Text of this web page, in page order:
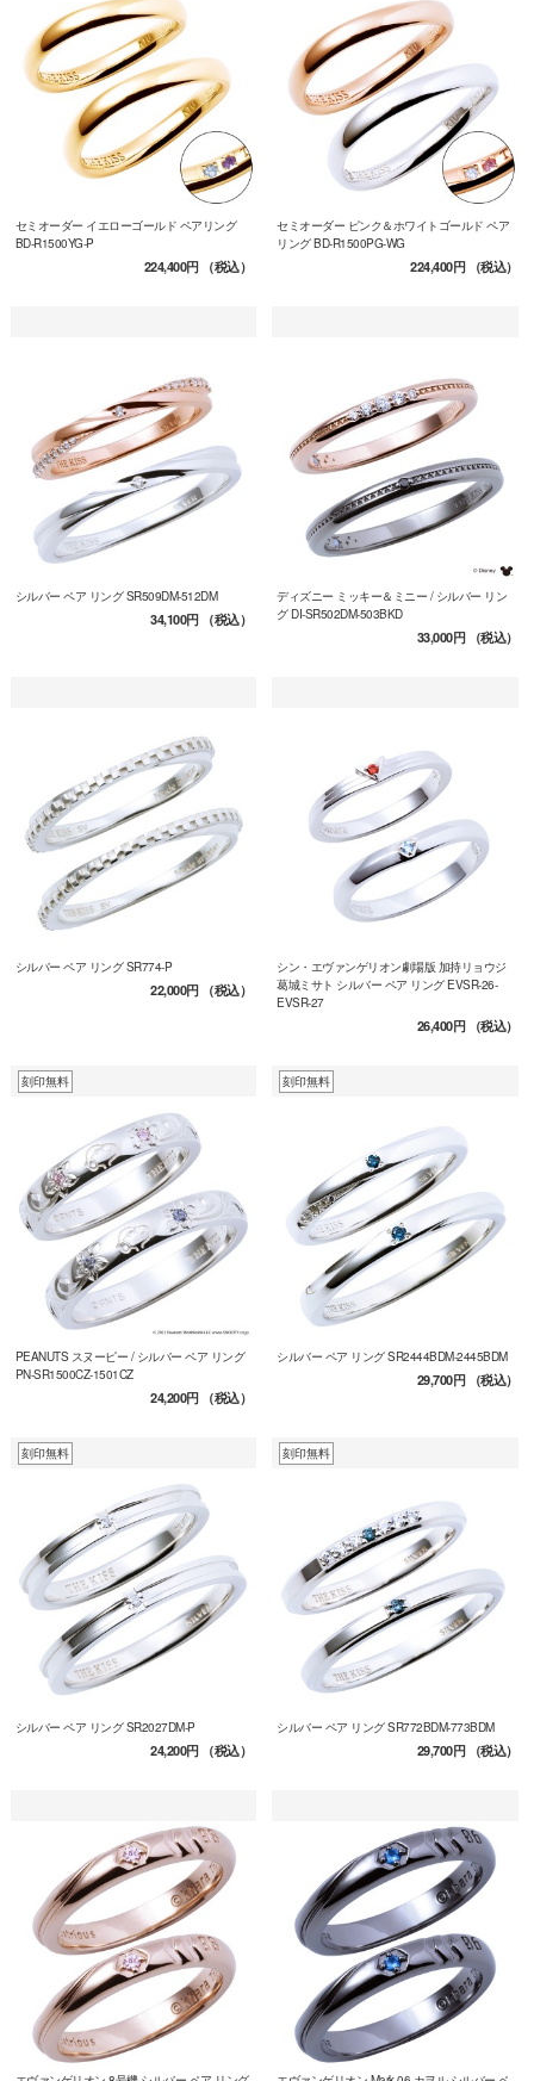
セミオーダー イエローゴールド ペアリング
BD-R1500YG-P
224,400円（税込）
セミオーダー ピンク＆ホワイトゴールド ペア
リング BD-R1500PG-WG
224,400円（税込）
シルバー ペア リング SR509DM-512DM
34,100円（税込）
ディズニー ミッキー＆ミニー / シルバー リン
グ DI-SR502DM-503BKD
33,000円（税込）
シルバー ペア リング SR774-P
22,000円（税込）
シン・エヴァンゲリオン劇場版 加持リョウジ
葛城ミサト シルバー ペア リング EVSR-26-
EVSR-27
26,400円（税込）
刻印無料
PEANUTS スヌーピー / シルバー ペア リング
PN-SR1500CZ-1501CZ
24,200円（税込）
刻印無料
シルバー ペア リング SR2444BDM-2445BDM
29,700円（税込）
刻印無料
シルバー ペア リング SR2027DM-P
24,200円（税込）
刻印無料
シルバー ペア リング SR772BDM-773BDM
29,700円（税込）